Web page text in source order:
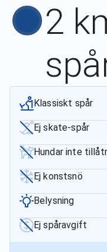
2
Klassiskt spår
Ej skate-spår
Hundar inte
Ej konstsnö
Belysning
Ej spåravgift